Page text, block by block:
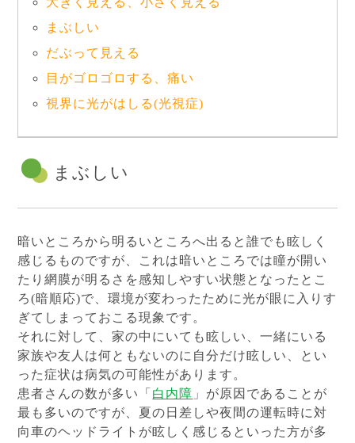
まぶしい
だぶって見える
目がゴロゴロする、痛い
視界に光がはしる(光視症)
まぶしい
暗いところから明るいところへ出ると誰でも眩しく
感じるものですが、これは暗いところでは瞳が開い
たり網膜が明るさを感知しやすい状態となったとこ
ろ(暗順応)で、環境が変わったために光が眼に入りす
ぎてしまっておこる現象です。
それに対して、家の中にいても眩しい、一緒にいる
家族や友人は何ともないのに自分だけ眩しい、とい
った症状は病気の可能性があります。
患者さんの数が多い「 白内障 」が原因であることが
最も多いのですが、夏の日差しや夜間の運転時に対
向車のヘッドライトが眩しく感じるといった方が多